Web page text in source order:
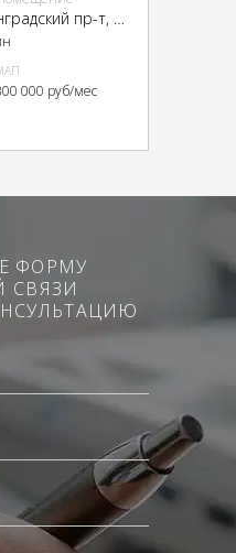
CАО, г Москва, Ленинградский пр-т, 4/2
000 руб/мес
ФОРМУ
СВЯЗИ